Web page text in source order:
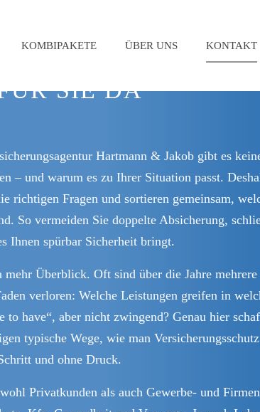
KOMBIPAKETE ÜBER UNS KONTAKT
SIE DA
Hartmann & Jakob gibt es
– und warum es zu Ihrer Situation passt.
richtigen Fragen und sortieren gemeinsam,
So vermeiden Sie doppelte Absicherung,
Ihnen spürbar Sicherheit bringt.
Überblick. Oft sind über die Jahre mehrere
verloren: Welche Leistungen greifen in
have“, aber nicht zwingend? Genau hier
typische Wege, wie man
und ohne Druck.
Privatkunden als auch Gewerbe- und